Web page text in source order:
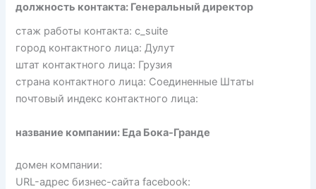
должность контакта: Генеральный директор
стаж работы контакта: c_suite
город контактного лица: Дулут
штат контактного лица: Грузия
страна контактного лица: Соединенные Штаты
почтовый индекс контактного лица:
название компании: Еда Бока-Гранде
домен компании:
URL-адрес бизнес-сайта facebook: